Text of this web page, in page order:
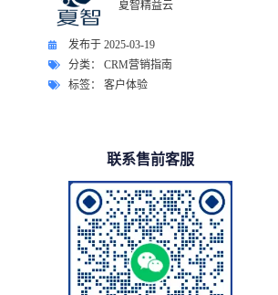
夏智精益云
发布于 2025-03-19
分类：
CRM营销指南
标签：
客户体验
联系售前客服